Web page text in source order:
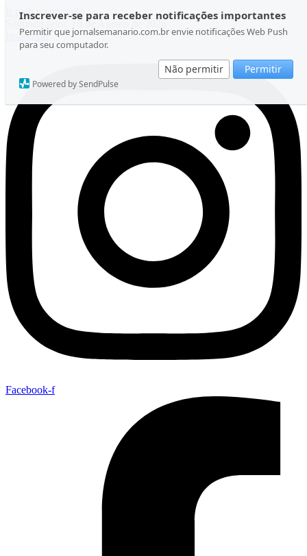
Inscrever-se para receber notificações importantes
Permitir que jornalsemanario.com.br envie notificações Web Push
para seu computador.
Não permitir Permitir
Powered by SendPulse
Ir para o conteúdo
Segunda-feira, 10 de Agosto de 2026
Instagram
Facebook-f